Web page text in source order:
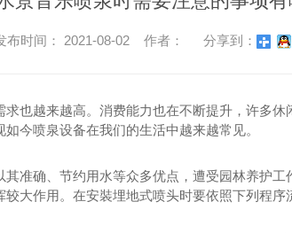
时间： 2021-08-02 作者： 分享到：
越来越高。消费能力也在不断提升，许多休
今喷泉设备在我们的生活中越来越常见。
确、节约用水等众多优点，遭受园林养护工
大作用。在安裝埋地式喷头时要依照下列程序